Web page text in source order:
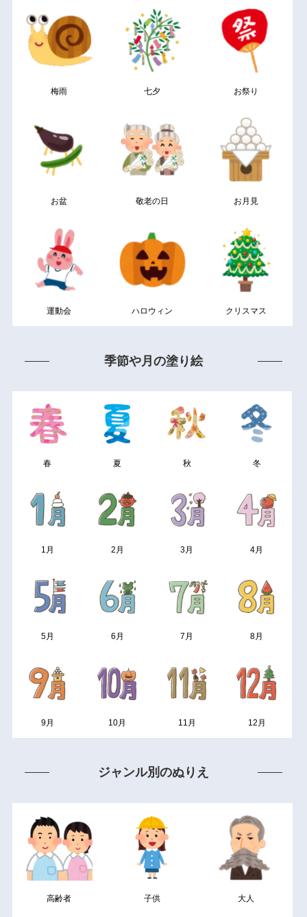
梅雨 七夕 お祭り
お盆 敬老の日 お月見
運動会 ハロウィン クリスマス
季節や月の塗り絵
春 夏 秋 冬
1月 2月 3月 4月
5月 6月 7月 8月
9月 10月 11月 12月
ジャンル別のぬりえ
高齢者 子供 大人